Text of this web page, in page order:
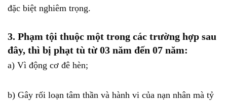
đặc biệt nghiêm trọng.
3. Phạm tội thuộc một trong các trường hợp sau
đây, thì bị phạt tù từ 03 năm đến 07 năm:
a) Vì động cơ đê hèn;
b) Gây rối loạn tâm thần và hành vi của nạn nhân mà tỷ